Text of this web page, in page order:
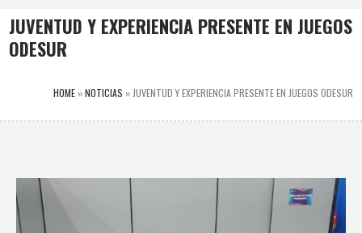
JUVENTUD Y EXPERIENCIA PRESENTE EN JUEGOS
ODESUR
HOME»NOTICIAS » JUVENTUD Y EXPERIENCIA PRESENTE EN JUEGOS ODESUR